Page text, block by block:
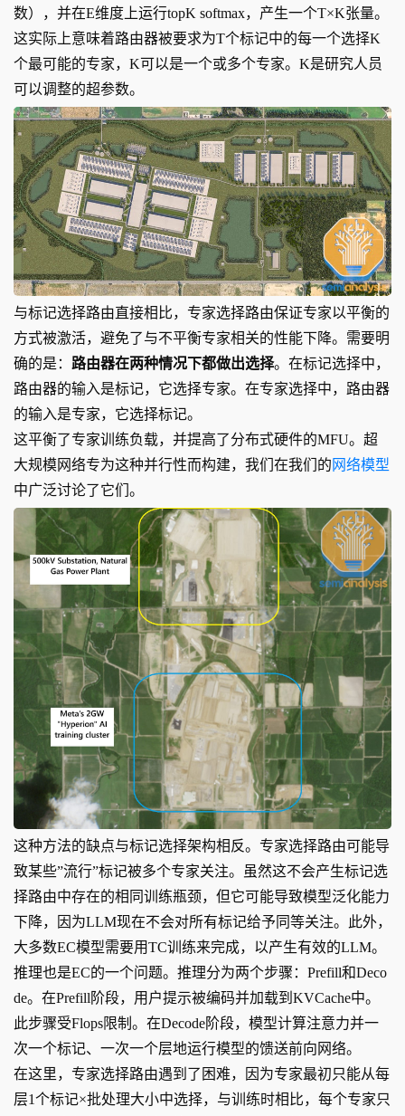
数），并在E维度上运行topK softmax，产生一个T×K张量。
这实际上意味着路由器被要求为T个标记中的每一个选择K
个最可能的专家，K可以是一个或多个专家。K是研究人员
可以调整的超参数。
与标记选择路由直接相比，专家选择路由保证专家以平衡的
方式被激活，避免了与不平衡专家相关的性能下降。需要明
确的是： 路由器在两种情况下都做出选择。在标记选择中，
路由器的输入是标记，它选择专家。在专家选择中，路由器
的输入是专家，它选择标记。
这平衡了专家训练负载，并提高了分布式硬件的MFU。超
大规模网络专为这种并行性而构建，我们在我们的 网络模型
中广泛讨论了它们。
这种方法的缺点与标记选择架构相反。专家选择路由可能导
致某些”流行”标记被多个专家关注。虽然这不会产生标记选
择路由中存在的相同训练瓶颈，但它可能导致模型泛化能力
下降，因为LLM现在不会对所有标记给予同等关注。此外，
大多数EC模型需要用TC训练来完成，以产生有效的LLM。
推理也是EC的一个问题。推理分为两个步骤：Prefill和Deco
de。在Prefill阶段，用户提示被编码并加载到KVCache中。
此步骤受Flops限制。在Decode阶段，模型计算注意力并一
次一个标记、一次一个层地运行模型的馈送前向网络。
在这里，专家选择路由遇到了困难，因为专家最初只能从每
层1个标记×批处理大小中选择，与训练时相比，每个专家只